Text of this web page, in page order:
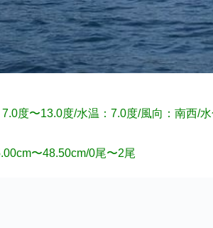
度〜13.0度/水温：7.0度/風向：南西/
〜48.50cm/0尾〜2尾